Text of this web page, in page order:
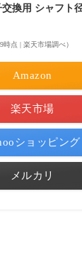
換用 シャフト
時点 | 楽天市場調べ）
Amazon
楽天市場
ショッピング
メルカリ